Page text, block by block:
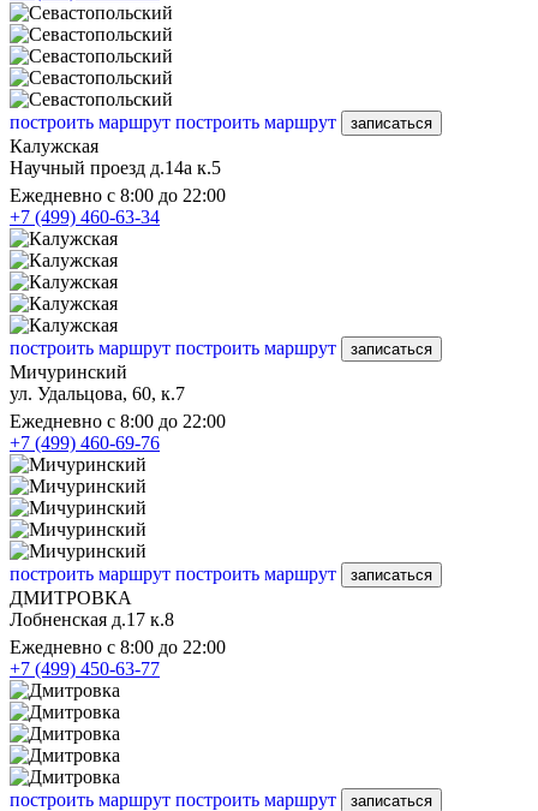
построить маршрут построить маршрут записаться
Калужская
Научный проезд д.14а к.5
Ежедневно с 8:00 до 22:00
+7 (499) 460-63-34
построить маршрут построить маршрут записаться
Мичуринский
ул. Удальцова, 60, к.7
Ежедневно с 8:00 до 22:00
+7 (499) 460-69-76
построить маршрут построить маршрут записаться
ДМИТРОВКА
Лобненская д.17 к.8
Ежедневно с 8:00 до 22:00
+7 (499) 450-63-77
построить маршрут построить маршрут записаться